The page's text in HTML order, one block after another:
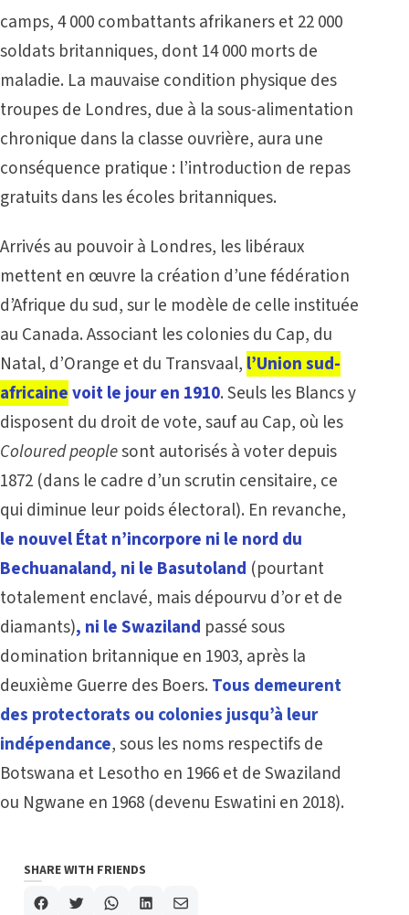
camps, 4 000 combattants afrikaners et 22 000
soldats britanniques, dont 14 000 morts de
maladie. La mauvaise condition physique des
troupes de Londres, due à la sous-alimentation
chronique dans la classe ouvrière, aura une
conséquence pratique : l’introduction de repas
gratuits dans les écoles britanniques.
Arrivés au pouvoir à Londres, les libéraux
mettent en œuvre la création d’une fédération
d’Afrique du sud, sur le modèle de celle instituée
au Canada. Associant les colonies du Cap, du
Natal, d’Orange et du Transvaal, l’Union sud-
africainevoit le jour en 1910. Seuls les Blancs y
disposent du droit de vote, sauf au Cap, où les
Coloured peoplesont autorisés à voter depuis
1872 (dans le cadre d’un scrutin censitaire, ce
qui diminue leur poids électoral). En revanche,
le nouvel Étatn’incorpore ni le nord du
Bechuanaland, ni le Basutoland (pourtant
totalement enclavé, mais dépourvu d’or et de
diamants), ni le Swaziland passé sous
domination britannique en 1903, après la
deuxième Guerre des Boers. Tous demeurent
des protectorats ou colonies jusqu’à leur
indépendance, sous les noms respectifs de
Botswana et Lesotho en 1966 et de Swaziland
ou Ngwane en 1968 (devenu Eswatini en 2018).
SHARE WITH FRIENDS